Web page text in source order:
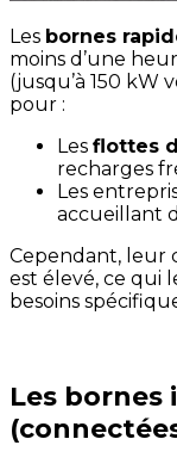
Les bornes
moins d’une
(jusqu’à 150 kW
pour :
Les flottes
recharges
Les
accueillant
Cependant, leur
est élevé, ce qui
besoins
Les